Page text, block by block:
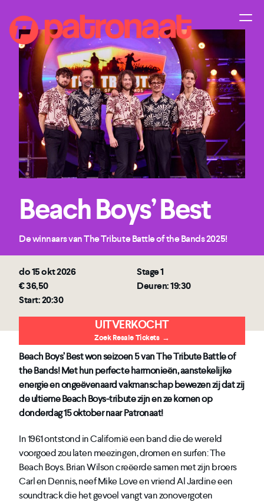
Beach Boys’ Best
De winnaars van The Tribute Battle of the Bands 2025!
do 15 okt 2026
Stage 1
€ 36,50
Deuren: 19:30
Start: 20:30
UITVERKOCHT
Zoek Resale Tickets→
Beach Boys’ Best won seizoen 5 van The Tribute Battle of
the Bands! Met hun perfecte harmonieën, aanstekelijke
energie en ongeëvenaard vakmanschap bewezen zij dat zij
de ultieme Beach Boys-tribute zijn en ze komen op
donderdag 15 oktober naar Patronaat!
In 1961 ontstond in Californië een band die de wereld
voorgoed zou laten meezingen, dromen en surfen: The
Beach Boys. Brian Wilson creëerde samen met zijn broers
Carl en Dennis, neef Mike Love en vriend Al Jardine een
soundtrack die het gevoel vangt van zonovergoten